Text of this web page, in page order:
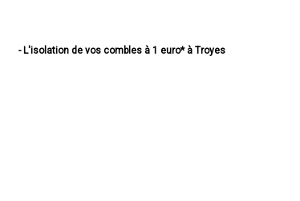
- L'isolation de vos combles à 1 euro* à Troyes